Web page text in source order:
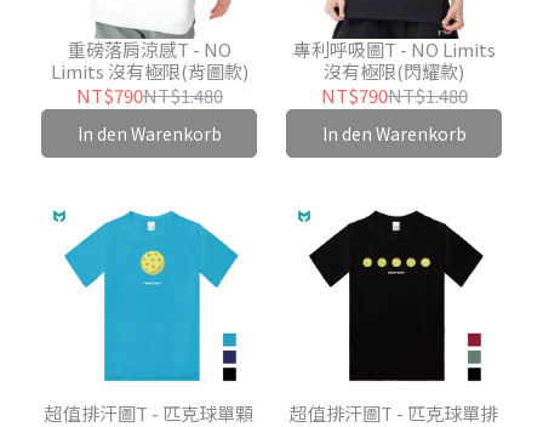
重磅落肩涼感T - NO
Limits 沒有極限(背圖款)
NT$790NT$1.480
In den Warenkorb
專利呼吸圖T - NO Limits
沒有極限(閃耀款)
NT$790NT$1.480
In den Warenkorb
超值排汗圖T - 匹克球單顆
超值排汗圖T - 匹克球單排